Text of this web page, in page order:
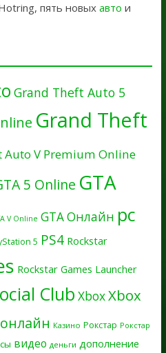
пять новыхавто и
Grand Theft Auto 5
Grand Theft
Auto V Premium Online
5 Online GTA
V Online GTA Онлайн pc
5 PS4 Rockstar
Rockstar Games Launcher
Club XboxXbox
Казино Рокстар Рокстар
видео деньги дополнение